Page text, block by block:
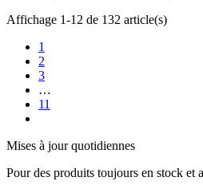
Affichage 1-12 de 132 article(s)
1
2
3
…
11
Mises à jour quotidiennes
Pour des produits toujours en stock et